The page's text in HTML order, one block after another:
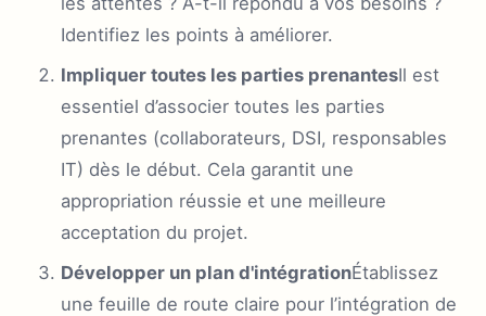
Identifiez les points à améliorer.
Impliquer toutes les parties prenantesIl est
essentiel d’associer toutes les parties
prenantes (collaborateurs, DSI, responsables
IT) dès le début. Cela garantit une
appropriation réussie et une meilleure
acceptation du projet.
Développer un plan d'intégrationÉtablissez
une feuille de route claire pour l’intégration de